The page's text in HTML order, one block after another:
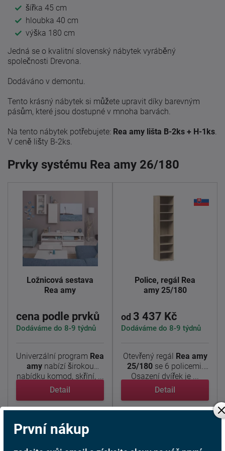
šířka 45 cm
hloubka 40 cm
výška 180 cm
Jedná se o kvalitní slovenský nábytek vyráběný
společnosti Drevona.
Dodáváno v demontu.
Tento krásný nábytek si můžete upravit díky barevným
pásům, které jsou dostupné v mnoha barvách.
Na tento nábytek potřebujete: Rea amy lišta B-2ks + H-1ks.
V ceně lišty B-2ks.
Prvky systému Rea amy 26/180
Ložnicová sestava
Rea amy
cena podle prvků
Dodáváme do 8-9 týdnů
Univerzální program Rea
amynabízí širokou
nabídku komod, skříní, ...
Detail
Police, regál Rea
amy 25/180
od 3 437 Kč
Dodáváme do 8-9 týdnů
Otevřený regál Rea amy
25/180se 6 policemi.
Osazení dvířek je ...
Detail
První nákup